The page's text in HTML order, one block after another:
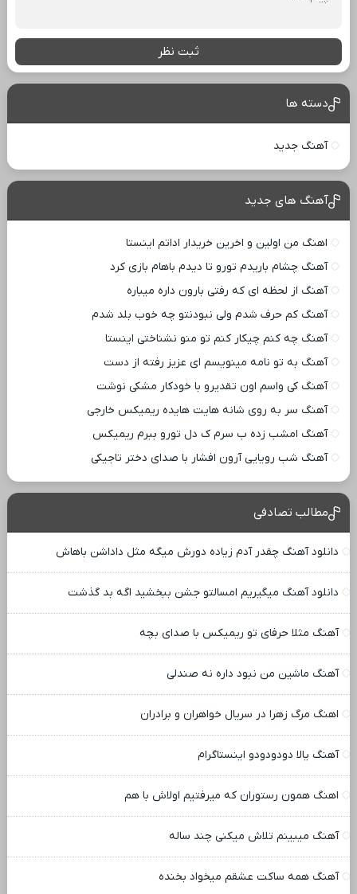
ثبت نظر
دسته ها
آهنگ جدید
آهنگ های جدید
اهنگ من اولین و اخرین خریدار اداتم اینستا
آهنگ چشام باریدم تورو تا دیدم باهام بازی کرد
آهنگ از لحظه ای که رفتی بارون داره میباره
آهنگ کم حرف شدم ولی نبودنتو چه خوب بلد شدم
آهنگ چه کنم چیکار کنم تو منو نشناختی اینستا
آهنگ به تو نامه مینویسم ای عزیز رفته از دست
آهنگ کی واسم اون تقدیرو با خودکار مشکی نوشت
آهنگ سر به روی شانه هایت هایده ریمیکس خارجی
آهنگ امشب زده ب سرم ک دل تورو ببرم ریمیکس
آهنگ شب رویایی آرون افشار با صدای دختر تاجیکی
مطالب تصادفی
دانلود آهنگ چقدر آدم‌ زیاده‌ دورش میگه مثل داداشن باهاش
دانلود آهنگ میگیریم امسالتو جشن ببخشید اگه بد گذشت
آهنگ مثلا حرفای تو ریمیکس با صدای بچه
آهنگ ماشین من نبود داره نه صندلی
اهنگ مرگ زهرا در سریال خواهران و برادران
آهنگ یالا دودودودو اینستاگرام
اهنگ همون رستوران که میرفتیم اولاش با هم
آهنگ میبینم تلاش میکنی چند ساله
آهنگ همه ساکت عشقم میخواد بخنده